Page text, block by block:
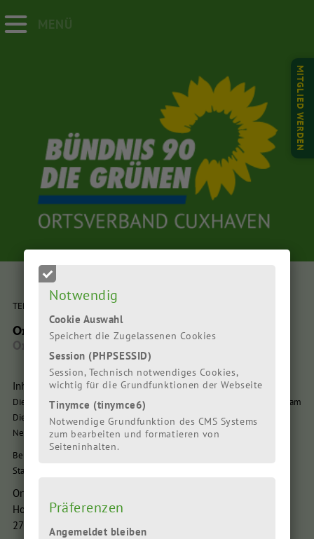
Notwendig
Cookie Auswahl
Speichert die Zugelassenen Cookies
Session (PHPSESSID)
Session, Technisch notwendiges Cookies,
wichtig für die Grundfunktionen der Webseite
Tinymce (tinymce6)
Notwendige Grundfunktion des CMS Systems
zum bearbeiten und formatieren von
Seiteninhalten.
Präferenzen
Angemeldet bleiben
MENÜ
MITGLIED WERDEN
TERMIN: | UHRZEIT:
Ortsversammlung
Ortsversammlung
Inhalt:
Die nächste Orts-Mitgliederversammlung der Cuxhavener Grünen findet am
Dienstag, 16.9.2025, um 18.30 Uhr in Cuxhaven- Altenwalde statt, Hotel
Neuses, Schmetterlingsweg 6
Beraten werden aktuelle Themen aus Ortsverband und der
Stadtratsfraktion. Interessierte Gäste sind wie immer gerne willkommen.
Ort:
Hotel Neuses, Schmetterlingsweg 6
27478 Cuxhaven-Altenwalde